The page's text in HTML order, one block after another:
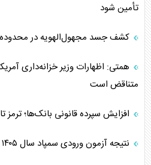
تأمین شود
کشف جسد مجهول‌الهویه در
همتی: اظهارات وزیر خزانه‌داری
متناقض است
افزایش سپرده قانونی بانک‌ها؛ ترمز
نتیجه آزمون ورودی سمپاد سال ۱۴۰۵ اعلام شد